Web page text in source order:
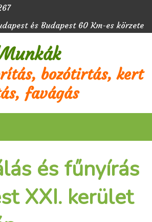
és Budapest 60 Km-es körzete
bozótirtás, kert
favágás
és fűnyírás
XXI. kerület